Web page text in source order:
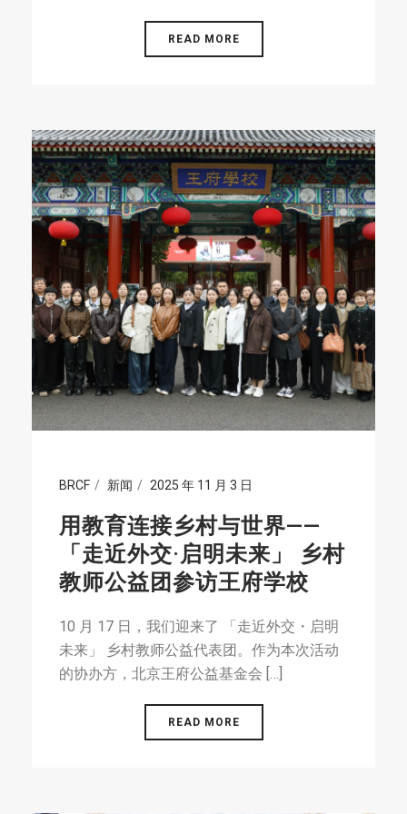
READ MORE
BRCF 新闻 2025 年 11 月 3 日
用教育连接乡村与世界——
「走近外交·启明未来」 乡村
教师公益团参访王府学校
10 月 17 日，我们迎来了 「走近外交・启明
未来」 乡村教师公益代表团。作为本次活动
的协办方，北京王府公益基金会 […]
READ MORE